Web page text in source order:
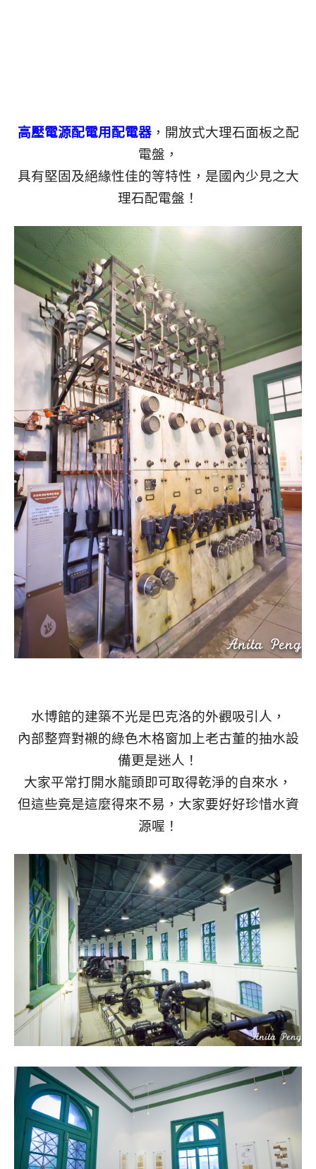
高壓電源配電用配電器，開放式大理石面板之配
電盤，
具有堅固及絕緣性佳的等特性， 是國內少見之大
理石配電盤！
水博館的建築不光是巴克洛的外觀吸引人，
內部整齊對襯的綠色木格窗加上老古董的抽水設
備更是迷人！
大家平常打開水龍頭即可取得乾淨的自來水，
但這些竟是這麼得來不易，大家要好好珍惜水資
源喔！